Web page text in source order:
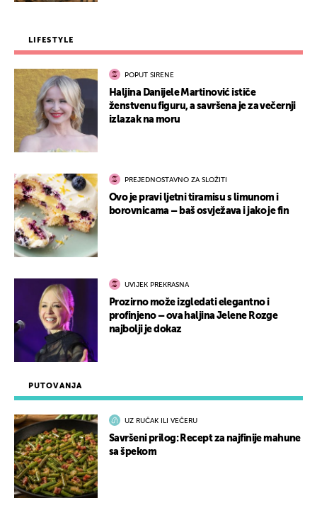
PUTOVANJA
UZ RUČAK ILI VEČERU
Savršeni prilog: Recept za najfinije mahune
sa špekom
LIFESTYLE
POPUT SIRENE
Haljina Danijele Martinović ističe
ženstvenu figuru, a savršena je za večernji
izlazak na moru
PREJEDNOSTAVNO ZA SLOŽITI
Ovo je pravi ljetni tiramisu s limunom i
borovnicama – baš osvježava i jako je fin
UVIJEK PREKRASNA
Prozirno može izgledati elegantno i
profinjeno – ova haljina Jelene Rozge
najbolji je dokaz